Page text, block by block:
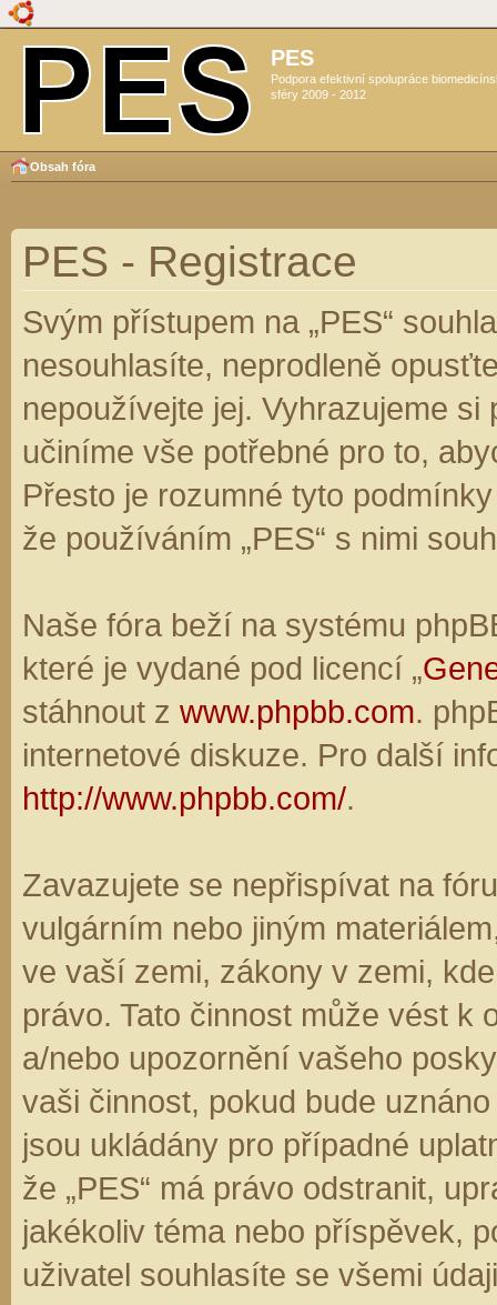
PES
Podpora efektivní spolupráce
sféry 2009 - 2012
Obsah fóra
PES - Registrace
Svým přístupem na „PES“
nesouhlasíte, neprodleně
nepoužívejte jej. Vyhrazujeme
učiníme vše potřebné pro to,
Přesto je rozumné tyto
že používáním „PES“ s nimi
Naše fóra beží na systému
které je vydané pod licencí „
stáhnout z www.phpbb.com.
internetové diskuze. Pro další
http://www.phpbb.com/.
Zavazujete se nepřispívat na
vulgárním nebo jiným
ve vaší zemi, zákony v zemi,
právo. Tato činnost může vést k
a/nebo upozornění vašeho
vaši činnost, pokud bude
jsou ukládány pro případné
že „PES“ má právo odstranit,
jakékoliv téma nebo příspěvek,
uživatel souhlasíte se všemi